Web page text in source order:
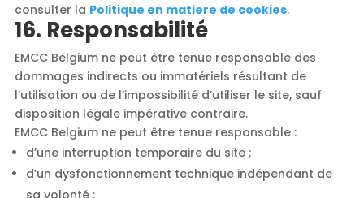
consulter la Politique en matiere de cookies.
16. Responsabilité
EMCC Belgium ne peut être tenue responsable des
dommages indirects ou immatériels résultant de
l’utilisation ou de l’impossibilité d’utiliser le site, sauf
disposition légale impérative contraire.
EMCC Belgium ne peut être tenue responsable :
d’une interruption temporaire du site ;
d’un dysfonctionnement technique indépendant de
sa volonté ;